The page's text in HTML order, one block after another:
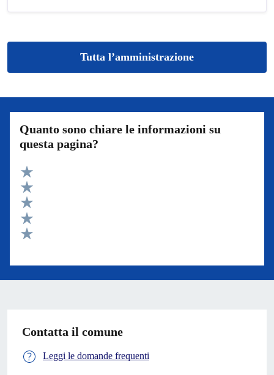
Tutta l’amministrazione
Quanto sono chiare le informazioni su
questa pagina?
Valuta 5 stelle su 5
Valuta 4 stelle su 5
Valuta 3 stelle su 5
Valuta 2 stelle su 5
Contatta il comune
Leggi le domande frequenti